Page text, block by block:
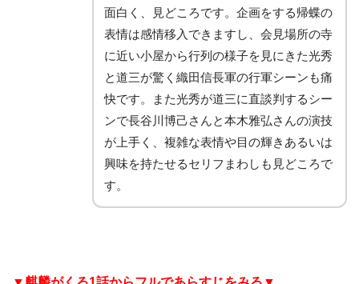
面白く、見どころです。企画をする帰蝶の
表情は感情移入できますし、会見場所の寺
に近い小屋から行列の様子を見にきた光秀
と道三が驚く織田信長軍の行軍シーンも痛
快です。また光秀が道三に直談判するシー
ンで長谷川博己さんと本木雅弘さんの演技
が上手く、複雑な表情や目の輝きあるいは
興味を持たせるセリフまわしも見どころで
す。